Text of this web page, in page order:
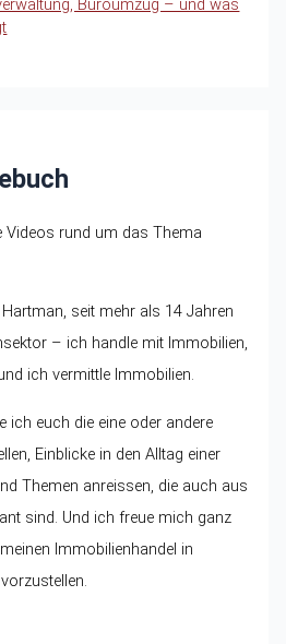
Büroumzug – und was
Videos rund um das Thema
seit mehr als 14 Jahren
– ich handle mit Immobilien,
ich vermittle Immobilien.
ich euch die eine oder andere
Einblicke in den Alltag einer
Themen anreissen, die auch aus
sind. Und ich freue mich ganz
Immobilienhandel in